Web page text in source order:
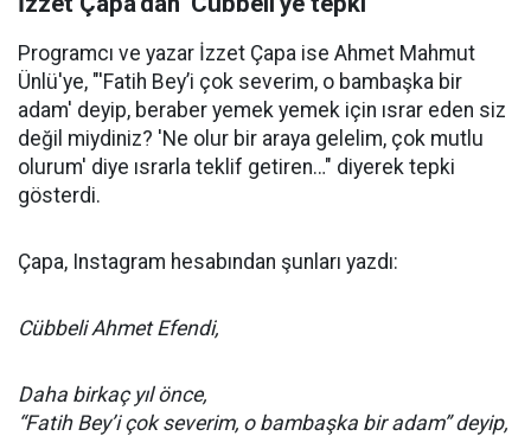
Programcı ve yazar İzzet Çapa ise Ahmet Mahmut
Ünlü'ye, "'Fatih Bey’i çok severim, o bambaşka bir
adam' deyip, beraber yemek yemek için ısrar eden siz
değil miydiniz? 'Ne olur bir araya gelelim, çok mutlu
olurum' diye ısrarla teklif getiren…" diyerek tepki
gösterdi.
Çapa, Instagram hesabından şunları yazdı:
Cübbeli Ahmet Efendi,
Daha birkaç yıl önce,
“Fatih Bey’i çok severim, o bambaşka bir adam” deyip,